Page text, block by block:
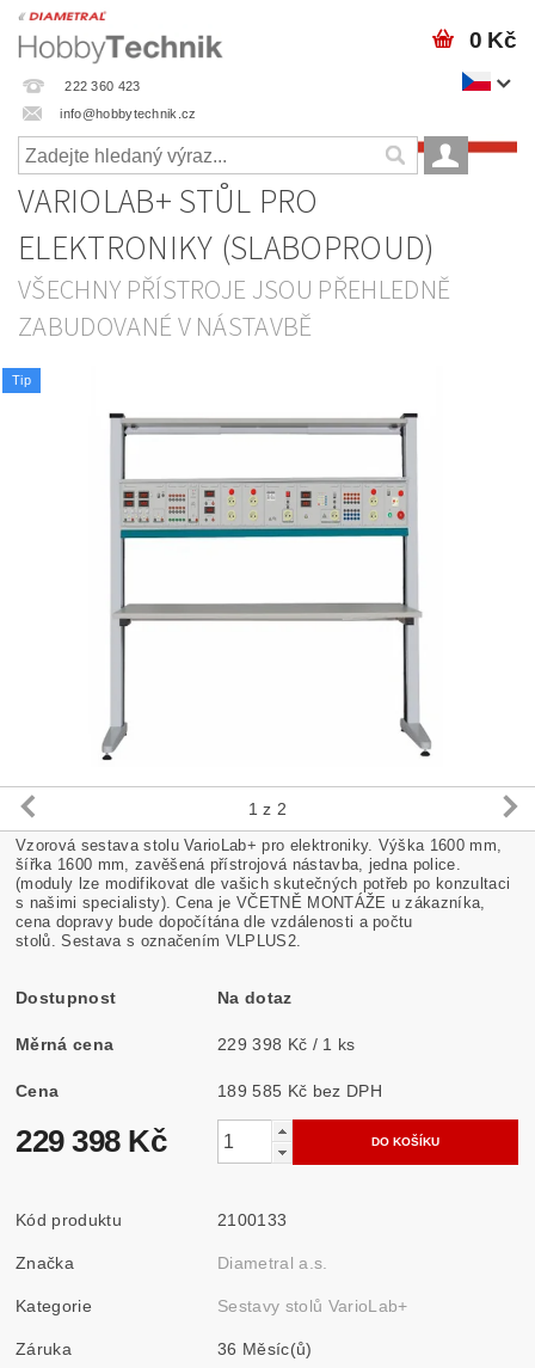
222 360 423
info@hobbytechnik.cz
0 Kč
VARIOLAB+ STŮL PRO
ELEKTRONIKY (SLABOPROUD)
VŠECHNY PŘÍSTROJE JSOU PŘEHLEDNĚ
ZABUDOVANÉ V NÁSTAVBĚ
Tip
1 z 2
Vzorová sestava stolu VarioLab+ pro elektroniky. Výška 1600 mm,
šířka 1600 mm, zavěšená přístrojová nástavba, jedna police.
(moduly lze modifikovat dle vašich skutečných potřeb po konzultaci
s našimi specialisty).Cena je VČETNĚ MONTÁŽE u zákazníka,
cena dopravy bude dopočítána dle vzdálenosti a počtu
stolů.Sestava s označením VLPLUS2.
Dostupnost Na dotaz
Měrná cena 229 398 Kč / 1 ks
Cena 189 585 Kč bez DPH
229 398 Kč
Kód produktu 2100133
Značka Diametral a.s.
Kategorie Sestavy stolů VarioLab+
Záruka 36 Měsíc(ů)